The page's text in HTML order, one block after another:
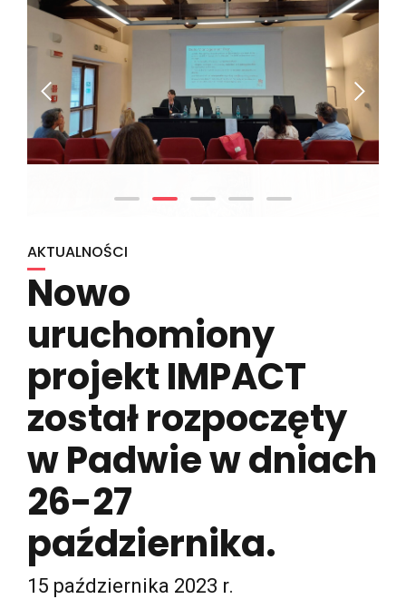
AKTUALNOŚCI
Nowo
uruchomiony
projekt IMPACT
został rozpoczęty
w Padwie w dniach
26-27
października.
15 października 2023 r.
W dniach 26-27 października Uniwersytet Studiów w Padwie
był gospodarzem spotkania inauguracyjnego nowo